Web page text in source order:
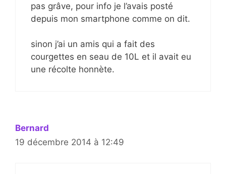
pas grâve, pour info je l’avais posté
depuis mon smartphone comme on dit.
sinon j’ai un amis qui a fait des
courgettes en seau de 10L et il avait eu
une récolte honnète.
Bernard
19 décembre 2014 à 12:49